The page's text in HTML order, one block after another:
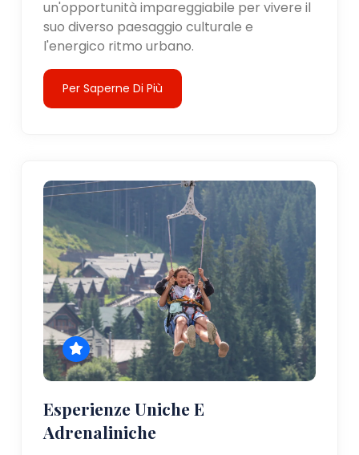
un'opportunità impareggiabile per vivere il
suo diverso paesaggio culturale e
l'energico ritmo urbano.
Per Saperne Di Più
Esperienze Uniche E
Adrenaliniche